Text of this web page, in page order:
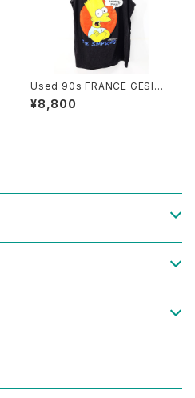
Used 90s FRANCE GESIM
CORP The Simpsons Bart
Black Cotton Tank Top Siz
¥8,800